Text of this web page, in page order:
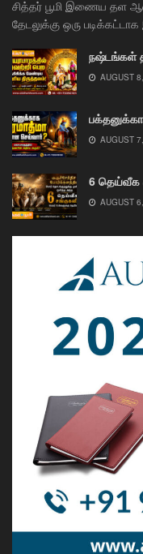
சித்தர் பூமி இணைய தள
தேடலுக்கு ஒரு
நஷ்டங்கள்
AUGUST
AUGUST
6 தெய்வீக
AUGUST